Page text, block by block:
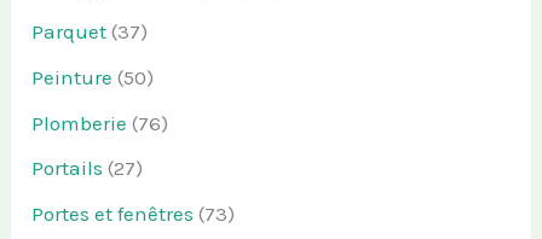
Parquet (37)
Peinture (50)
Plomberie (76)
Portails (27)
Portes et fenêtres (73)